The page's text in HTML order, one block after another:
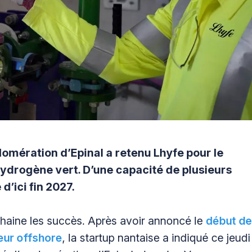
d’Epinal a retenu Lhyfe pour le
vert. D’une capacité de plusieurs
fin 2027.
les succès. Après avoir annoncé le début de
offshore, la startup nantaise a indiqué ce jeudi